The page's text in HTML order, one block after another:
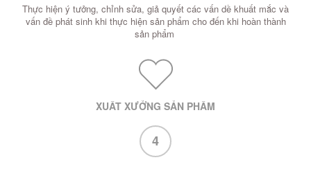
Thực hiện ý tưởng, chỉnh sửa, giả quyết các vấn dề khuất mắc và
vấn đề phát sinh khi thực hiện sản phẩm cho đến khi hoàn thành
sản phẩm
XUẤT XƯỞNG SẢN PHẨM
4